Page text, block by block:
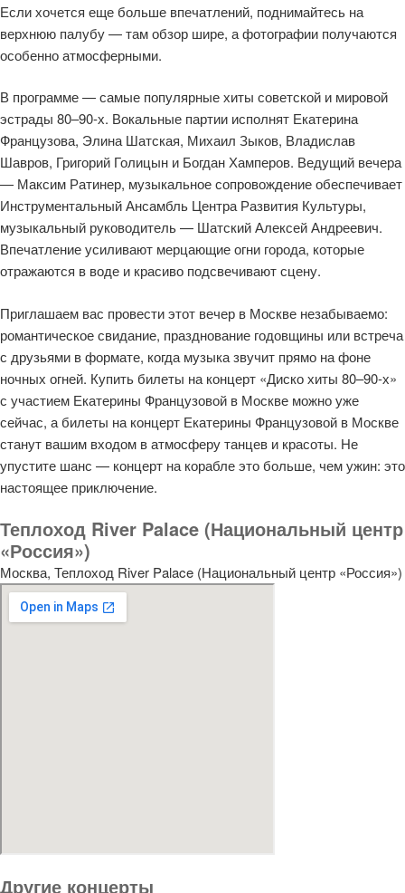
Если хочется еще больше впечатлений, поднимайтесь на
верхнюю палубу — там обзор шире, а фотографии получаются
особенно атмосферными.
В программе — самые популярные хиты советской и мировой
эстрады 80–90-х. Вокальные партии исполнят Екатерина
Французова, Элина Шатская, Михаил Зыков, Владислав
Шавров, Григорий Голицын и Богдан Хамперов. Ведущий вечера
— Максим Ратинер, музыкальное сопровождение обеспечивает
Инструментальный Ансамбль Центра Развития Культуры,
музыкальный руководитель — Шатский Алексей Андреевич.
Впечатление усиливают мерцающие огни города, которые
отражаются в воде и красиво подсвечивают сцену.
Приглашаем вас провести этот вечер в Москве незабываемо:
романтическое свидание, празднование годовщины или встреча
с друзьями в формате, когда музыка звучит прямо на фоне
ночных огней. Купить билеты на концерт «Диско хиты 80–90-х»
с участием Екатерины Французовой в Москве можно уже
сейчас, а билеты на концерт Екатерины Французовой в Москве
станут вашим входом в атмосферу танцев и красоты. Не
упустите шанс — концерт на корабле это больше, чем ужин: это
настоящее приключение.
Теплоход River Palace (Национальный центр
«Россия»)
Москва, Теплоход River Palace (Национальный центр «Россия»)
Другие концерты